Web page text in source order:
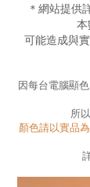
＊網站提供
可能造成與
因每台電腦顯
所
顏色請以實品